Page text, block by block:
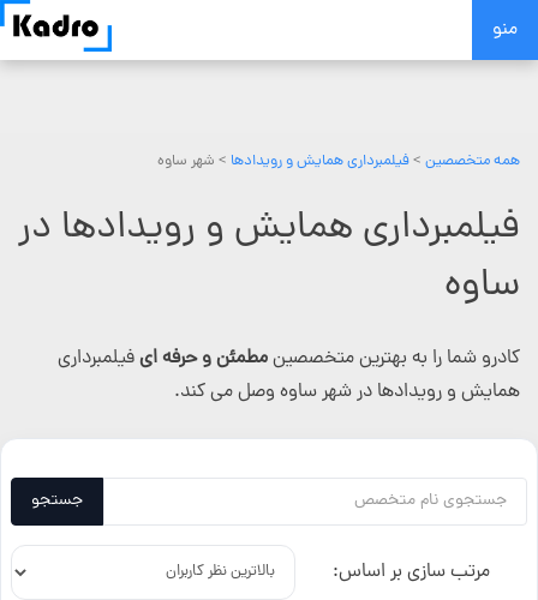
Skip
منو
همه متخصصین >فیلمبرداری همایش و رویدادها > شهر ساوه
فیلمبرداری همایش و رویدادها در
ساوه
کادرو شما را به بهترین متخصصینمطمئن و حرفه ایفیلمبرداری
همایش و رویدادها در شهر ساوه وصل می کند.
جستجو
مرتب سازی بر اساس: